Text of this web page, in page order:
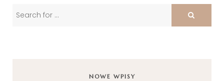
NOWE WPISY